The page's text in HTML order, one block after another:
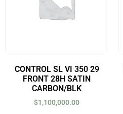
CONTROL SL VI 350 29
FRONT 28H SATIN
CARBON/BLK
$1,100,000.00